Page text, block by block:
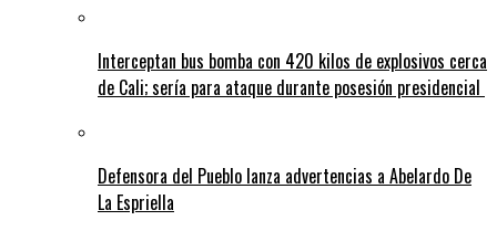
Interceptan bus bomba con 420 kilos de explosivos cerca
de Cali; sería para ataque durante posesión presidencial
Defensora del Pueblo lanza advertencias a Abelardo De
La Espriella